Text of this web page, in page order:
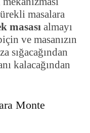
masalara
masası almayı
ve masanızın
sığacağından
kalacağından
Monte